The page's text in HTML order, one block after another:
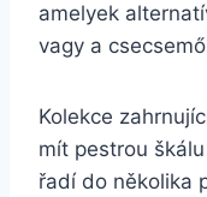
amelyek
vagy a
Kolekce
mít pestrou
řadí do několika